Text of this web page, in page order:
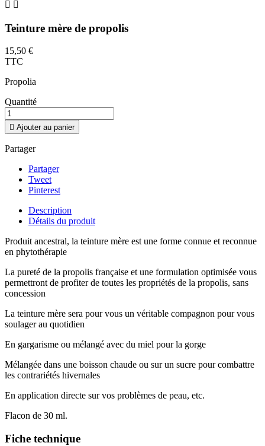
 
Teinture mère de propolis
15,50 €
TTC
Propolia
Quantité
 Ajouter au panier
Partager
Partager
Tweet
Pinterest
Description
Détails du produit
Produit ancestral, la teinture mère est une forme connue et reconnue
en phytothérapie
La pureté de la propolis française et une formulation optimisée vous
permettront de profiter de toutes les propriétés de la propolis, sans
concession
La teinture mère sera pour vous un véritable compagnon pour vous
soulager au quotidien
En gargarisme ou mélangé avec du miel pour la gorge
Mélangée dans une boisson chaude ou sur un sucre pour combattre
les contrariétés hivernales
En application directe sur vos problèmes de peau, etc.
Flacon de 30 ml.
Fiche technique